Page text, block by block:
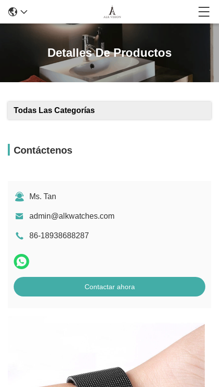
Detalles De Productos
Todas Las Categorías
Contáctenos
Ms. Tan
admin@alkwatches.com
86-18938688287
Contactar ahora